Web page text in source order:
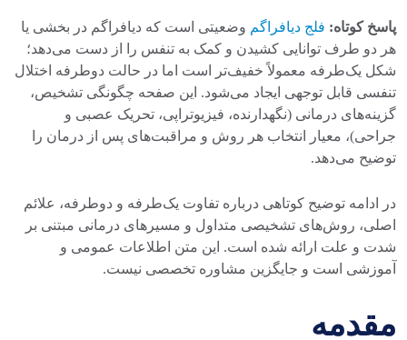
پاسخ کوتاه: فلج دیافراگم وضعیتی است که دیافراگم در بخشی یا
هر دو طرف توانایی کشیدن و کمک به تنفس را از دست می‌دهد؛
شکل یک‌طرفه معمولاً خفیف‌تر است اما در حالت دوطرفه اختلال
تنفسی قابل توجهی ایجاد می‌شود. این صفحه چگونگی تشخیص،
گزینه‌های درمانی (نگهدارنده، فیزیوتراپی، تحریک عصبی و
جراحی)، معیار انتخاب هر روش و مراقبت‌های پس از درمان را
توضیح می‌دهد.
در ادامه توضیح کوتاهی درباره تفاوت یک‌طرفه و دوطرفه، علائم
اصلی، روش‌های تشخیصی متداول و مسیرهای درمانی مبتنی بر
شدت و علت ارائه شده است. این متن اطلاعات عمومی و
آموزشی است و جایگزین مشاوره تخصصی نیست.
مقدمه